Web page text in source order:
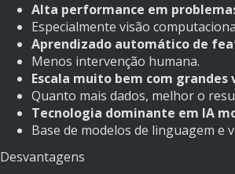
Alta performance em
Especialmente visão
Aprendizado automático de
Menos intervenção humana.
Escala muito bem com grandes
Quanto mais dados, melhor o
Tecnologia dominante em IA
Base de modelos de linguagem e
Desvantagens